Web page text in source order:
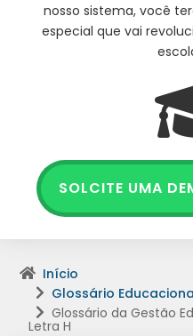
nosso sistema, você
especial que vai
SOLCITE UMA
Início
Glossário
Glossário da Gestão
Letra H